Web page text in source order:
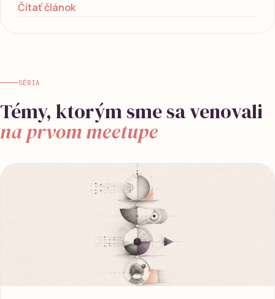
Čítať článok
SÉRIA
Témy, ktorým sme sa venovali
na prvom meetupe